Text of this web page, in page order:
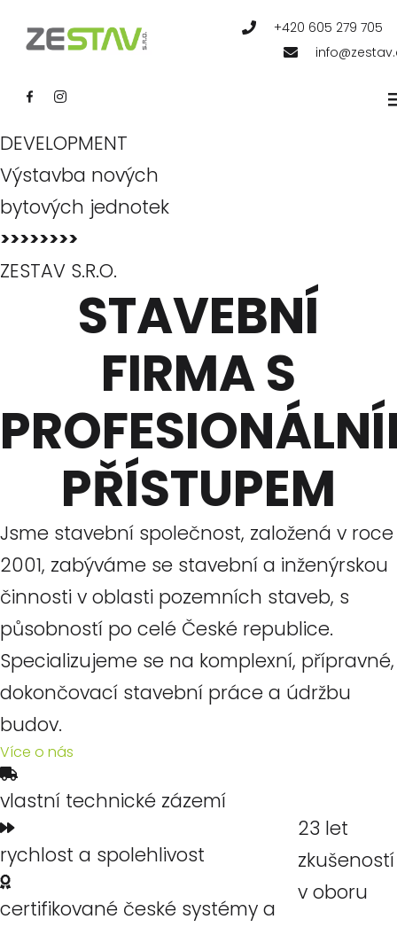
+420 605 279 705
STAVEBNICTVÍ
Stavební činnost,
DEVELOPMENT
Výstavba nových
bytových jednotek
>>>>>>>>
ZESTAV S.R.O.
STAVEBNÍ
FIRMA S
PŘÍSTUPEM
Jsme stavební společnost, založená v roce
2001, zabýváme se stavební a inženýrskou
činnosti v oblasti pozemních staveb, s
působností po celé České republice.
Specializujeme se na komplexní, přípravné,
dokončovací stavební práce a údržbu
budov.
Více o nás
vlastní technické zázemí
rychlost a spolehlivost
certifikované české systémy a
23 let
zkušeností
v oboru